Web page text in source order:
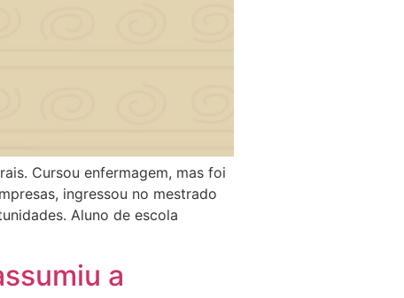
Cursou enfermagem, mas foi
ingressou no mestrado
Aluno de escola
a